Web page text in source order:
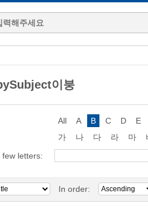
이붕
All A B C D E
가
나 다 라 마
letters:
In order: